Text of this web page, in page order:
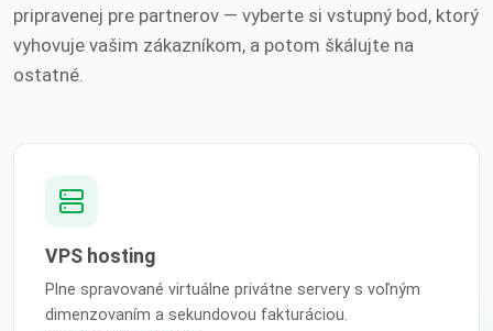
pripravenej pre partnerov — vyberte si vstupný bod, ktorý
vyhovuje vašim zákazníkom, a potom škálujte na
ostatné.
VPS hosting
Plne spravované virtuálne privátne servery s voľným
dimenzovaním a sekundovou fakturáciou.